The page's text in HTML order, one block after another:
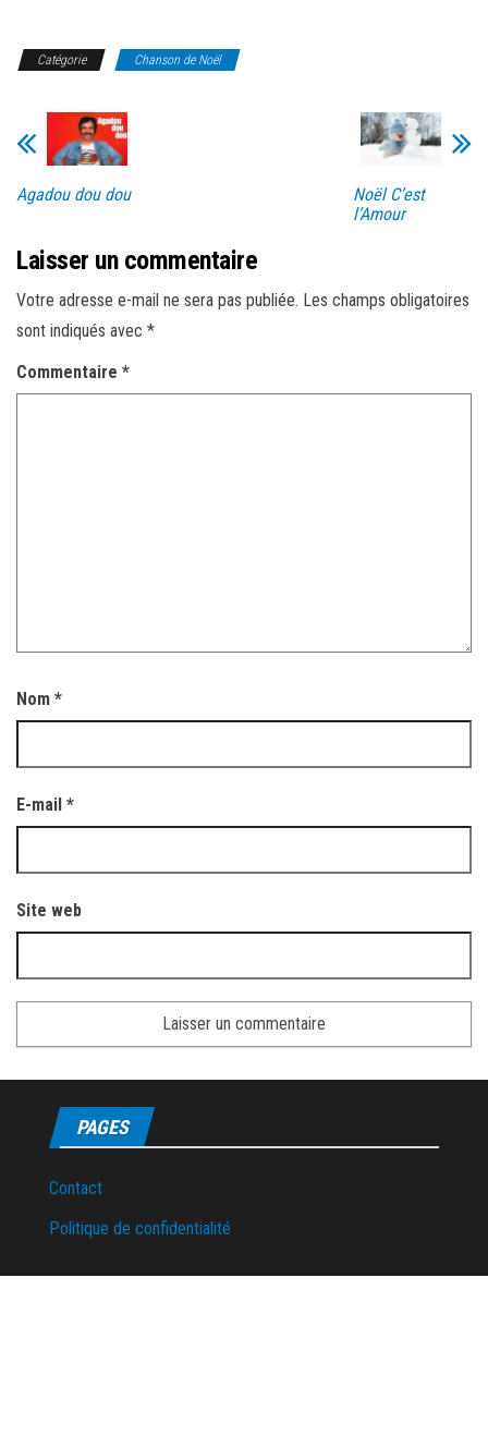
Catégorie Chanson de Noël
Agadou dou dou
Noël C’est
l’Amour
Laisser un commentaire
Votre adresse e-mail ne sera pas publiée. Les champs obligatoires
sont indiqués avec *
Commentaire *
Nom *
E-mail *
Site web
PAGES
Contact
Politique de confidentialité